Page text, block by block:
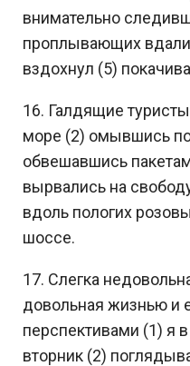
внимательно
проплывающих
вздохнул (5)
16. Галдящие
море (2) омывшись
обвешавшись
вырвались на
вдоль пологих
шоссе.
17. Слегка
довольная жизнью и
перспективами (1) я
вторник (2)